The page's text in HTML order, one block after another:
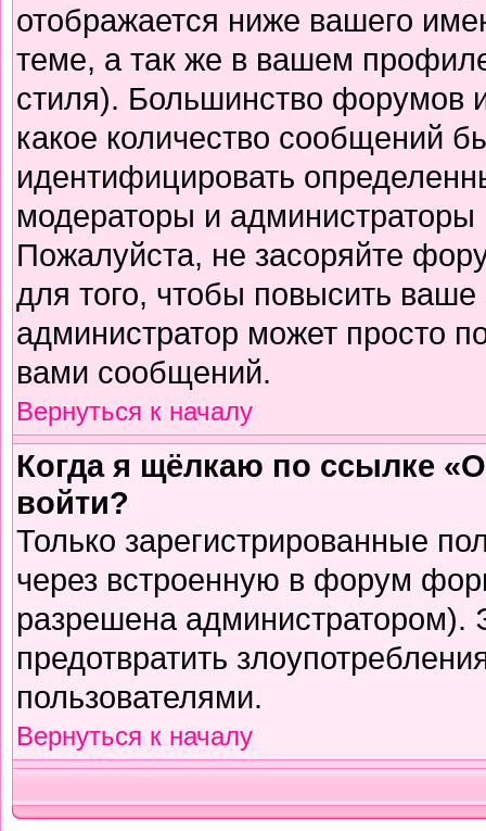
отображается ниже вашего
теме, а так же в вашем
стиля). Большинство форумов
какое количество сообщений
идентифицировать
модераторы и
Пожалуйста, не засоряйте
для того, чтобы повысить
администратор может просто
вами сообщений.
Вернуться к началу
Когда я щёлкаю по ссылке
войти?
Только зарегистрированные
через встроенную в форум
разрешена администратором).
предотвратить
пользователями.
Вернуться к началу